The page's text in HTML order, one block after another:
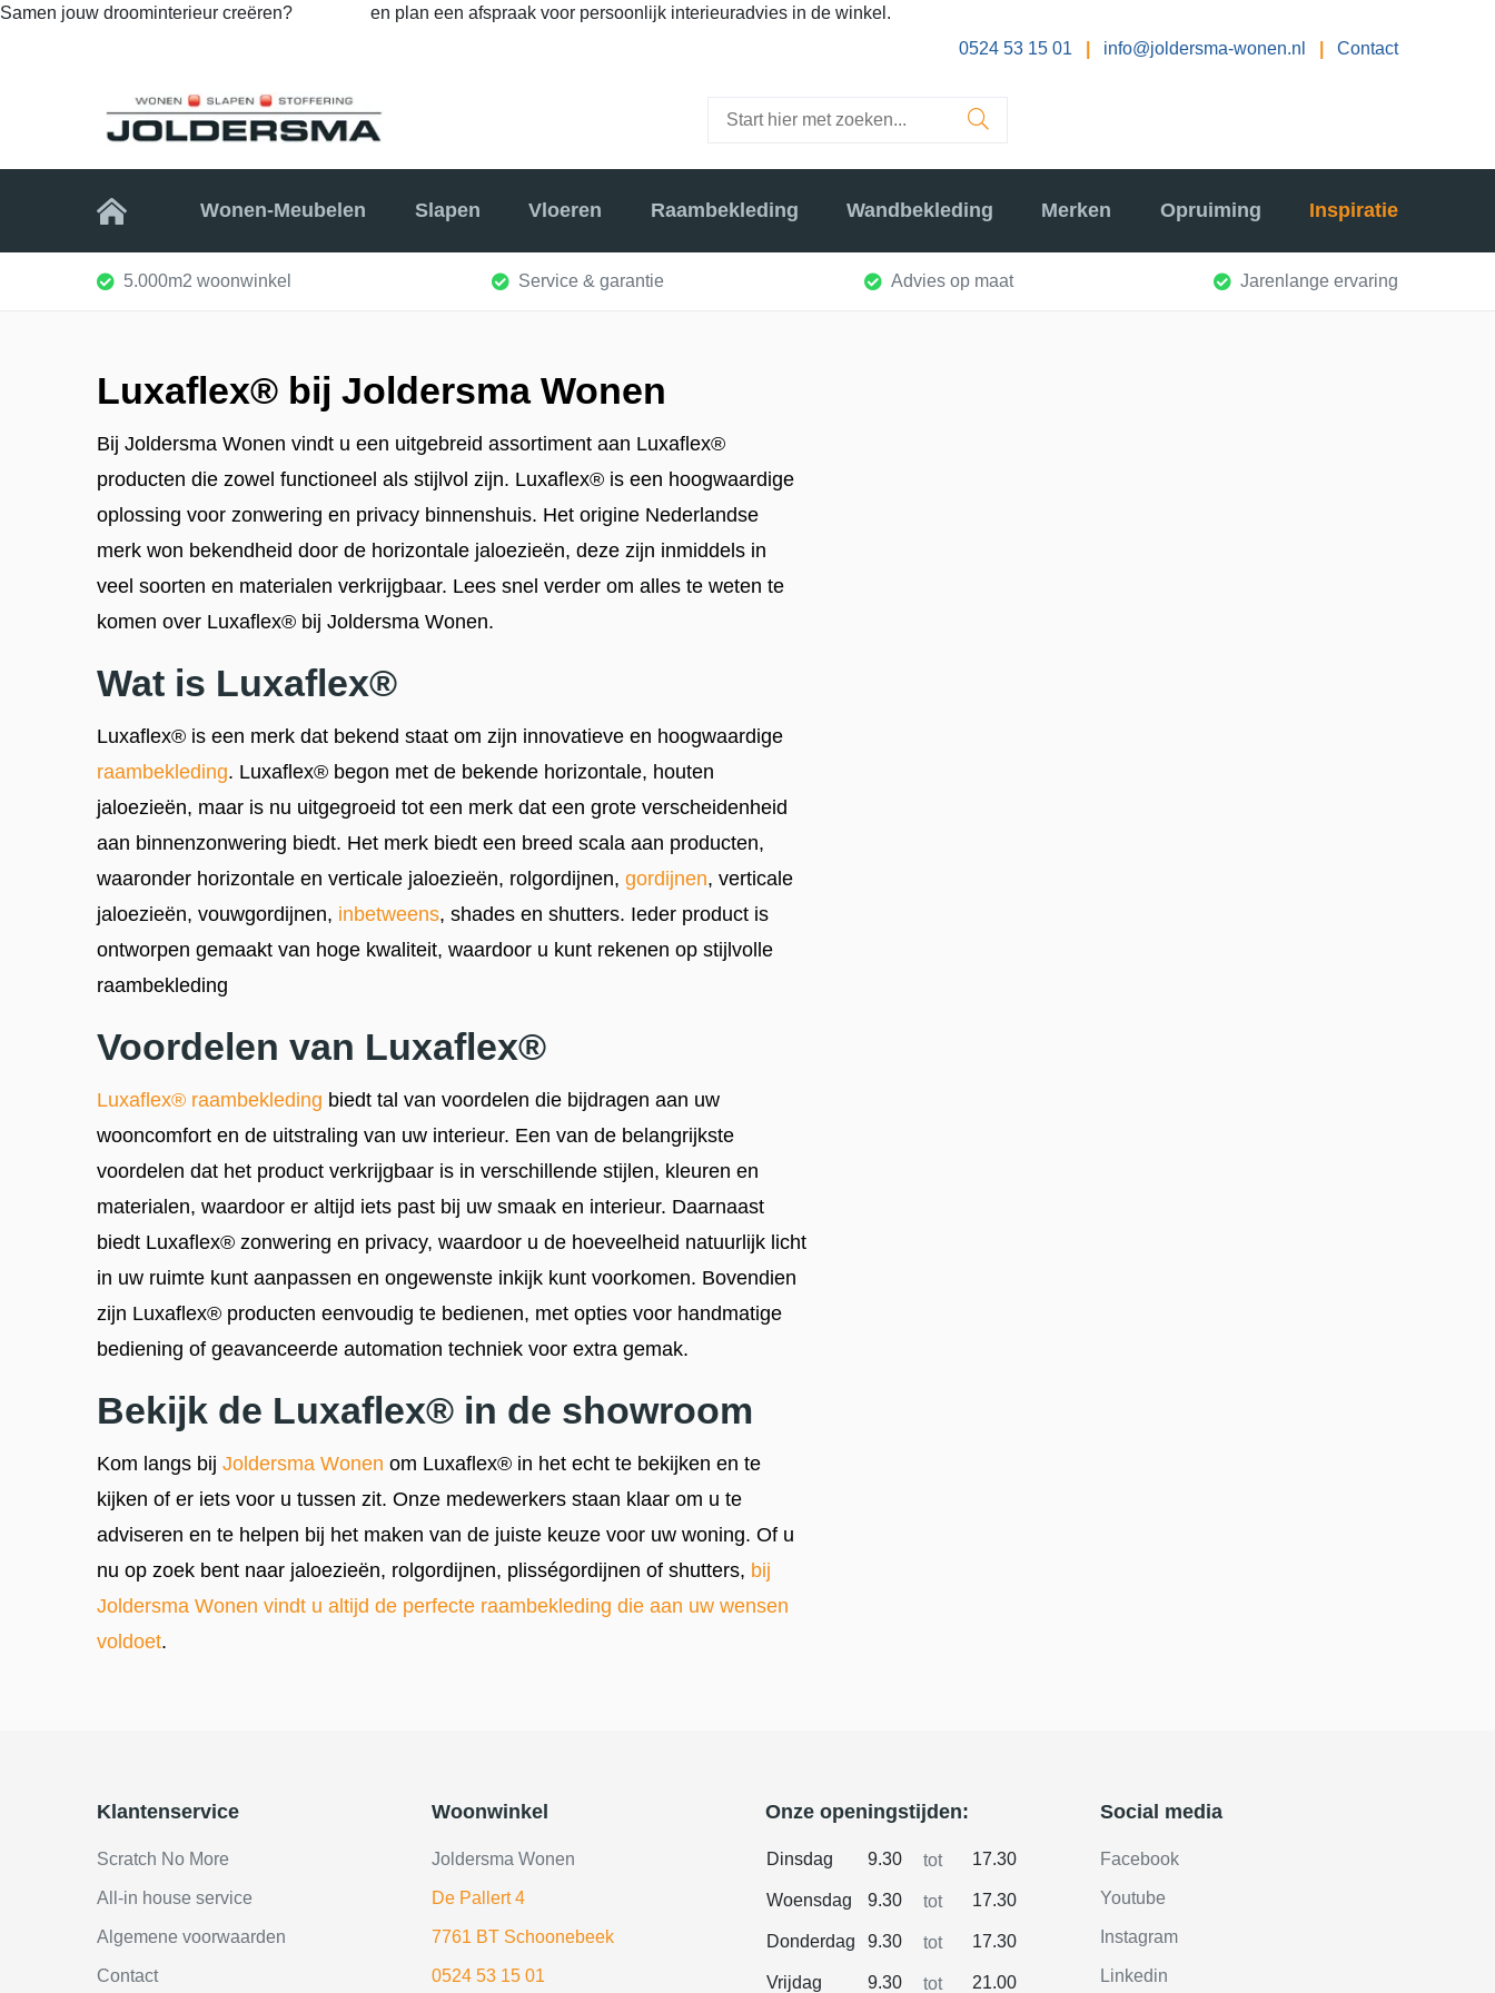
Samen jouw droominterieur creëren?
en plan een afspraak voor persoonlijk interieuradvies in de winkel.
0524 53 15 01
info@joldersma-wonen.nl Contact
Home Wonen-Meubelen Slapen Vloeren Raambekleding Wandbekleding Merken Opruiming Inspiratie
5.000m2 woonwinkel Service & garantie Advies op maat Jarenlange ervaring
Luxaflex® bij Joldersma Wonen
Bij Joldersma Wonen vindt u een uitgebreid assortiment aan Luxaflex®
producten die zowel functioneel als stijlvol zijn. Luxaflex® is een hoogwaardige
oplossing voor zonwering en privacy binnenshuis. Het origine Nederlandse
merk won bekendheid door de horizontale jaloezieën, deze zijn inmiddels in
veel soorten en materialen verkrijgbaar. Lees snel verder om alles te weten te
komen over Luxaflex® bij Joldersma Wonen.
Wat is Luxaflex®
Luxaflex® is een merk dat bekend staat om zijn innovatieve en hoogwaardige
raambekleding. Luxaflex® begon met de bekende horizontale, houten
jaloezieën, maar is nu uitgegroeid tot een merk dat een grote verscheidenheid
aan binnenzonwering biedt. Het merk biedt een breed scala aan producten,
waaronder horizontale en verticale jaloezieën, rolgordijnen, gordijnen, verticale
jaloezieën, vouwgordijnen, inbetweens, shades en shutters. Ieder product is
ontworpen gemaakt van hoge kwaliteit, waardoor u kunt rekenen op stijlvolle
raambekleding
Voordelen van Luxaflex®
Luxaflex® raambekleding biedt tal van voordelen die bijdragen aan uw
wooncomfort en de uitstraling van uw interieur. Een van de belangrijkste
voordelen dat het product verkrijgbaar is in verschillende stijlen, kleuren en
materialen, waardoor er altijd iets past bij uw smaak en interieur. Daarnaast
biedt Luxaflex® zonwering en privacy, waardoor u de hoeveelheid natuurlijk licht
in uw ruimte kunt aanpassen en ongewenste inkijk kunt voorkomen. Bovendien
zijn Luxaflex® producten eenvoudig te bedienen, met opties voor handmatige
bediening of geavanceerde automation techniek voor extra gemak.
Bekijk de Luxaflex® in de showroom
Kom langs bij Joldersma Wonen om Luxaflex® in het echt te bekijken en te
kijken of er iets voor u tussen zit. Onze medewerkers staan klaar om u te
adviseren en te helpen bij het maken van de juiste keuze voor uw woning. Of u
nu op zoek bent naar jaloezieën, rolgordijnen, plisségordijnen of shutters, bij
Joldersma Wonen vindt u altijd de perfecte raambekleding die aan uw wensen
voldoet.
Klantenservice
Scratch No More
All-in house service
Algemene voorwaarden
Contact
Woonwinkel
Joldersma Wonen
De Pallert 4
7761 BT Schoonebeek
0524 53 15 01
Onze openingstijden:
Dinsdag 9.30 tot 17.30
Woensdag 9.30 tot 17.30
Donderdag 9.30 tot 17.30
Vrijdag 9.30 tot 21.00
Social media
Facebook
Youtube
Instagram
Linkedin